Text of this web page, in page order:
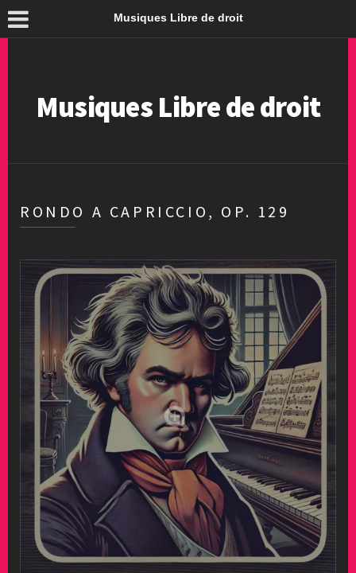
Musiques Libre de droit
Musiques Libre de droit
RONDO A CAPRICCIO, OP. 129